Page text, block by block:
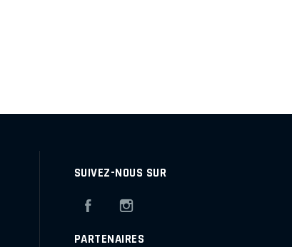
SUIVEZ-NOUS SUR
Facebook
PARTENAIRES